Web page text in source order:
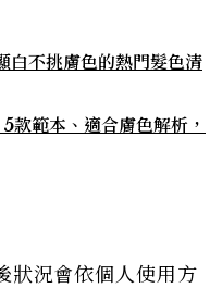
不挑膚色的熱門髮色清
範本、適合膚色解析，
狀況會依個人使用方